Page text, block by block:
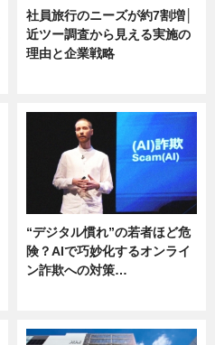
社員旅行のニーズが約7割増│
近ツー調査から見える実施の
理由と企業戦略
“デジタル慣れ”の若者ほど危
険？AIで巧妙化するオンライ
ン詐欺への対策…